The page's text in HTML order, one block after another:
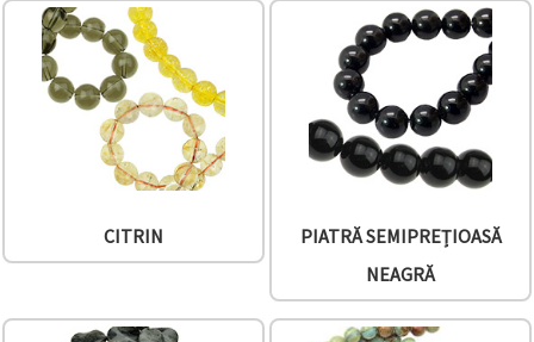
CITRIN
PIATRĂ SEMIPREȚIOASĂ
NEAGRĂ